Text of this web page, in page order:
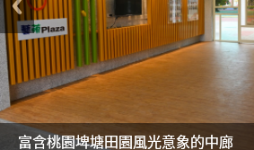
美麗的操場是我們活力的來源
美麗的操場是我們活力的來源
煥然一新的小司令台
煥然一新的小司令台
富含桃園埤塘田園風光意象的中廊
富含桃園埤塘田園風光意象的中廊
嶄新的中庭廣場
嶄新的中庭廣場
水生池生生不息
水生池生生不息